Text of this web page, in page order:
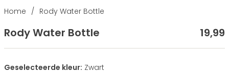
Home / Rody Water Bottle
Rody Water Bottle 19,99
Geselecteerde kleur: Zwart